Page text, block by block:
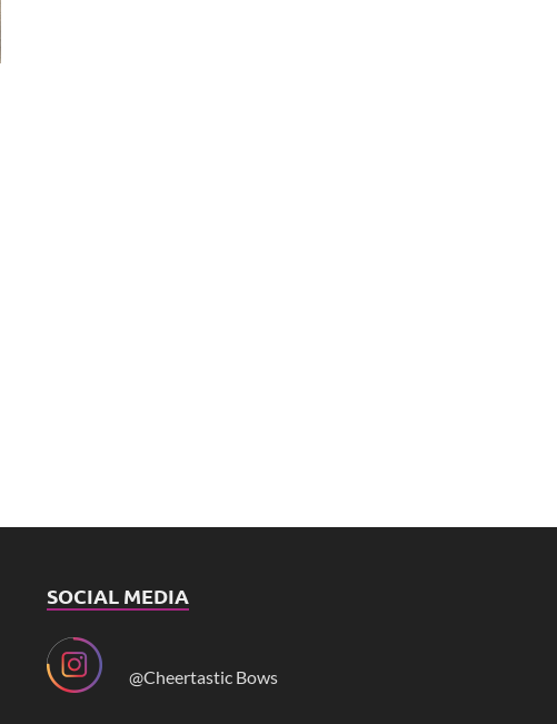
SOCIAL MEDIA
@Cheertastic Bows